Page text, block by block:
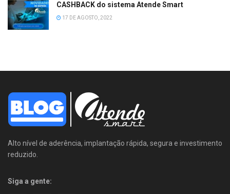
CASHBACK do sistema Atende Smart
17 DE AGOSTO, 2022
Alto nível de aderência, implantação rápida, segura e investimento
reduzido.
Siga a gente: